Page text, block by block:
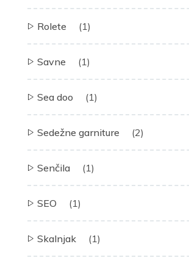
Rolete (1)
Savne (1)
Sea doo (1)
Sedežne garniture (2)
Senčila (1)
SEO (1)
Skalnjak (1)